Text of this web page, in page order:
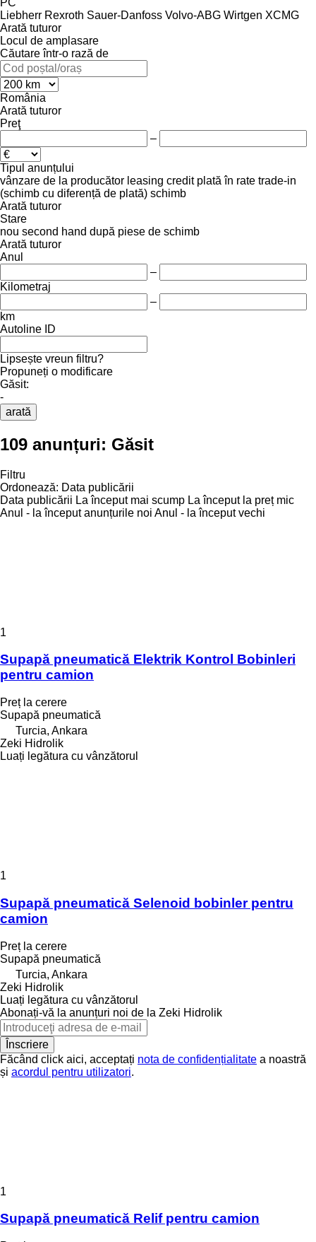
Liebherr Rexroth Sauer-Danfoss Volvo-ABG Wirtgen XCMG
Arată tuturor
Locul de amplasare
Căutare într-o rază de
România
Arată tuturor
Preţ
–
Tipul anunțului
vânzare de la producător leasing credit plată în rate trade-in
(schimb cu diferență de plată) schimb
Arată tuturor
Stare
nou second hand după piese de schimb
Arată tuturor
Anul
–
Kilometraj
–
km
Autoline ID
Lipsește vreun filtru?
Propuneți o modificare
Găsit:
-
arată
109 anunțuri: Găsit
Filtru
Ordonează: Data publicării
Data publicării La început mai scump La început la preț mic
Anul - la început anunțurile noi Anul - la început vechi
1
Supapă pneumatică Elektrik Kontrol Bobinleri
pentru camion
Preț la cerere
Supapă pneumatică
Turcia, Ankara
Zeki Hidrolik
Luați legătura cu vânzătorul
1
Supapă pneumatică Selenoid bobinler pentru
camion
Preț la cerere
Supapă pneumatică
Turcia, Ankara
Zeki Hidrolik
Luați legătura cu vânzătorul
Abonați-vă la anunțuri noi de la Zeki Hidrolik
Înscriere
Făcând click aici, acceptați nota de confidențialitate a noastră
și acordul pentru utilizatori.
1
Supapă pneumatică Relif pentru camion